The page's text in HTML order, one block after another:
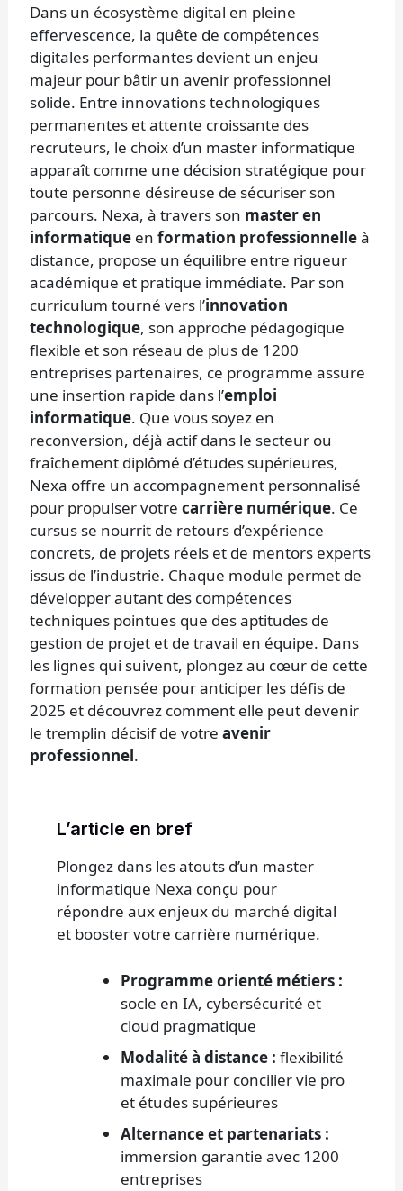
Dans un écosystème digital en pleine
effervescence, la quête de compétences
digitales performantes devient un enjeu
majeur pour bâtir un avenir professionnel
solide. Entre innovations technologiques
permanentes et attente croissante des
recruteurs, le choix d’un master informatique
apparaît comme une décision stratégique pour
toute personne désireuse de sécuriser son
parcours. Nexa, à travers son master en
informatique enformation professionnelleà
distance, propose un équilibre entre rigueur
académique et pratique immédiate. Par son
curriculum tourné vers l’innovation
technologique, son approche pédagogique
flexible et son réseau de plus de 1200
entreprises partenaires, ce programme assure
une insertion rapide dans l’emploi
informatique. Que vous soyez en
reconversion, déjà actif dans le secteur ou
fraîchement diplômé d’études supérieures,
Nexa offre un accompagnement personnalisé
pour propulser votrecarrière numérique. Ce
cursus se nourrit de retours d’expérience
concrets, de projets réels et de mentors experts
issus de l’industrie. Chaque module permet de
développer autant des compétences
techniques pointues que des aptitudes de
gestion de projet et de travail en équipe. Dans
les lignes qui suivent, plongez au cœur de cette
formation pensée pour anticiper les défis de
2025 et découvrez comment elle peut devenir
le tremplin décisif de votreavenir
professionnel.
L’article en bref
Plongez dans les atouts d’un master
informatique Nexa conçu pour
répondre aux enjeux du marché digital
et booster votre carrière numérique.
Programme orienté métiers :
socle en IA, cybersécurité et
cloud pragmatique
Modalité à distance : flexibilité
maximale pour concilier vie pro
et études supérieures
Alternance et partenariats :
immersion garantie avec 1200
entreprises